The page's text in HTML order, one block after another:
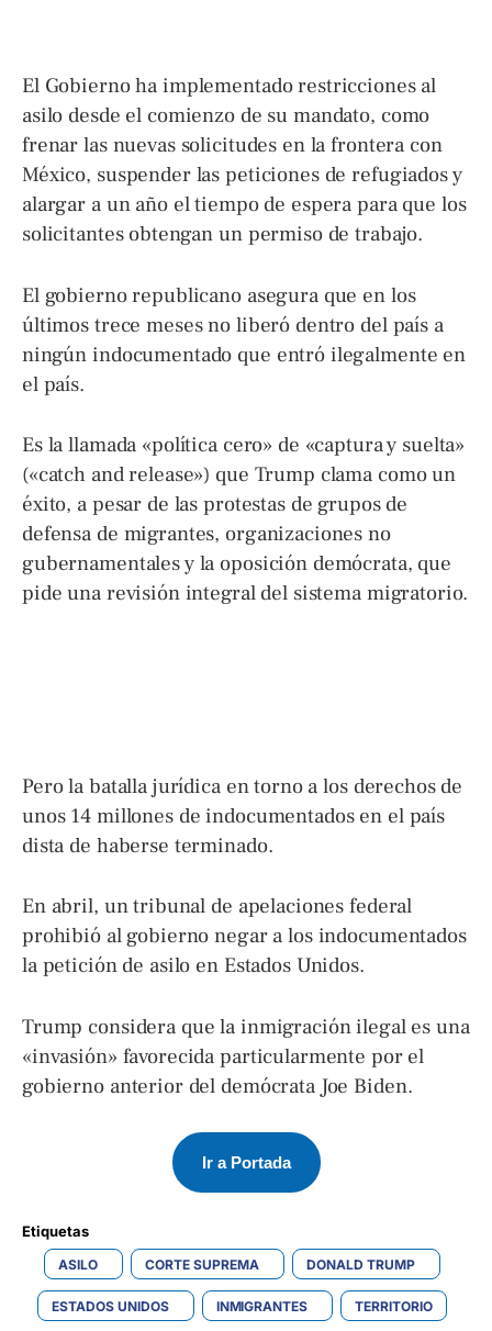
El Gobierno ha implementado restricciones al
asilo desde el comienzo de su mandato, como
frenar las nuevas solicitudes en la frontera con
México, suspender las peticiones de refugiados y
alargar a un año el tiempo de espera para que los
solicitantes obtengan un permiso de trabajo.
El gobierno republicano asegura que en los
últimos trece meses no liberó dentro del país a
ningún indocumentado que entró ilegalmente en
el país.
Es la llamada «política cero» de «captura y suelta»
(«catch and release») que Trump clama como un
éxito, a pesar de las protestas de grupos de
defensa de migrantes, organizaciones no
gubernamentales y la oposición demócrata, que
pide una revisión integral del sistema migratorio.
Pero la batalla jurídica en torno a los derechos de
unos 14 millones de indocumentados en el país
dista de haberse terminado.
En abril, un tribunal de apelaciones federal
prohibió al gobierno negar a los indocumentados
la petición de asilo en Estados Unidos.
Trump considera que la inmigración ilegal es una
«invasión» favorecida particularmente por el
gobierno anterior del demócrata Joe Biden.
Ir a Portada
Etiquetas
ASILO CORTE SUPREMA DONALD TRUMP
ESTADOS UNIDOS INMIGRANTES TERRITORIO